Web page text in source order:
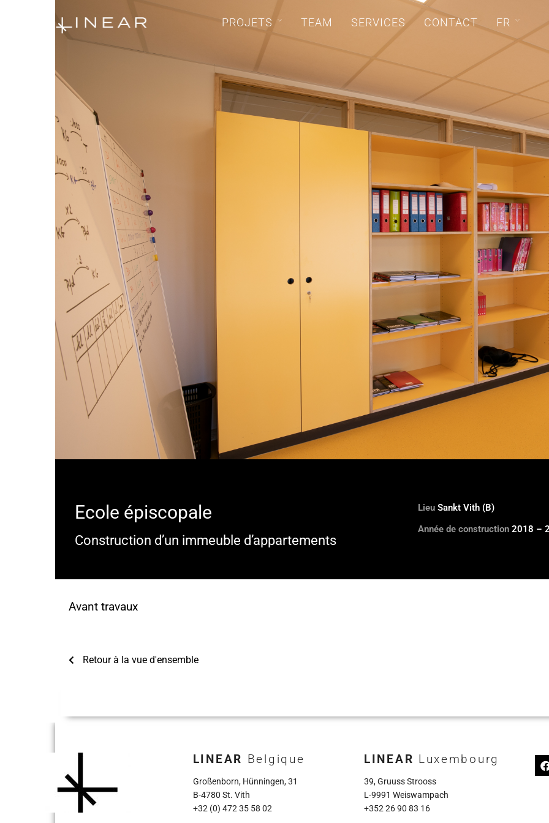
PROJETS TEAM SERVICES CONTACT FR
DE
Ecole épiscopale
Construction d’un immeuble d’appartements
Lieu Sankt Vith (B)
Année de construction 2018 –
Avant travaux
Retour à la vue d'ensemble
LINEAR Belgique
Großenborn, Hünningen, 31
B-4780 St. Vith
+32 (0) 472 35 58 02
LINEAR Luxembourg
39, Gruuss Strooss
L-9991 Weiswampach
+352 26 90 83 16